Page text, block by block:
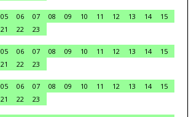
05 06 07 08 09 10 11 12 13 14
15
21 22
23
05 06 07 08 09 10 11 12 13 14
15
21 22
23
05 06 07 08 09 10 11 12 13 14
15
21 22
23